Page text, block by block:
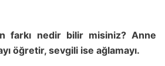
farkı nedir bilir misiniz? Anne
öğretir, sevgili ise ağlamayı.